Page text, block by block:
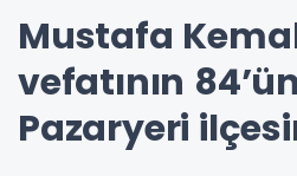
Mustafa
vefatının
Pazaryeri